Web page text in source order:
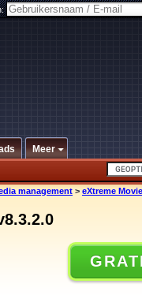
Meer
management > eXtreme